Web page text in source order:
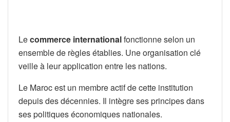
Lecommerce internationalfonctionne selon un
ensemble de règles établies. Une organisation clé
veille à leur application entre les nations.
Le Maroc est un membre actif de cette institution
depuis des décennies. Il intègre ses principes dans
ses politiques économiques nationales.